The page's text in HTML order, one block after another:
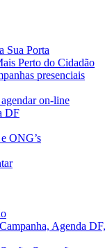
Sua Porta
Perto do Cidadão
presenciais
agendar on-line
DF
ONG’s
Agenda DF,